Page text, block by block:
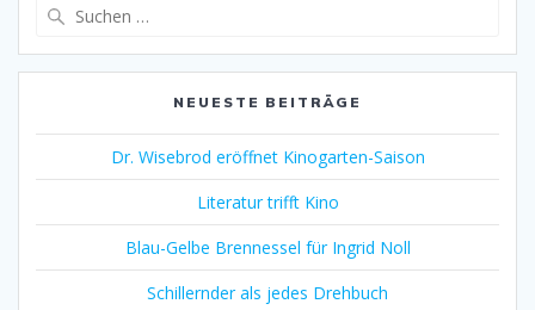
NEUESTE BEITRÄGE
Dr. Wisebrod eröffnet Kinogarten-Saison
Literatur trifft Kino
Blau-Gelbe Brennessel für Ingrid Noll
Schillernder als jedes Drehbuch